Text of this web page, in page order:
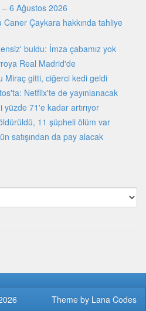
6 Ağustos 2026
Caner Çaykara hakkında tahliye
buldu: İmza çabamız yok
Real Madrid'de
Miraç gitti, ciğerci kedi geldi
Netflix'te de yayınlanacak
71'e kadar artırıyor
11 şüpheli ölüm var
satışından da pay alacak
Theme by Lana Codes